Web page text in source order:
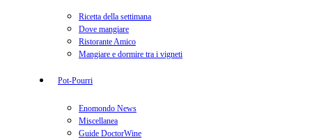
Ricetta della settimana
Dove mangiare
Ristorante Amico
Mangiare e dormire tra i vigneti
Pot-Pourri
Enomondo News
Miscellanea
Guide DoctorWine